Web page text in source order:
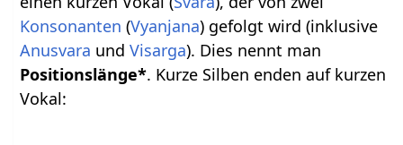
Konsonanten (Vyanjana) gefolgt wird (inklusive
Anusvara undVisarga). Dies nennt man
Positionslänge*. Kurze Silben enden auf kurzen
Vokal: